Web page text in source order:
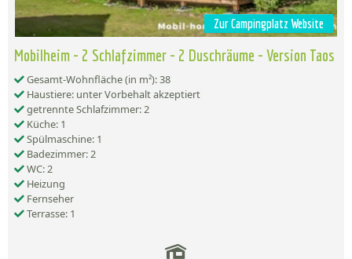
Zur Campingplatz Website
Mobilheim - 2 Schlafzimmer - 2 Duschräume - Version Taos
Gesamt-Wohnfläche (in m²): 38
Haustiere: unter Vorbehalt akzeptiert
getrennte Schlafzimmer: 2
Küche: 1
Spülmaschine: 1
Badezimmer: 2
WC: 2
Heizung
Fernseher
Terrasse: 1